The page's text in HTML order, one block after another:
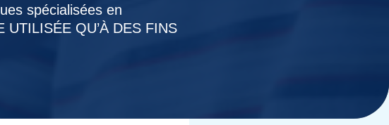
spécialisées en
QU’À DES FINS